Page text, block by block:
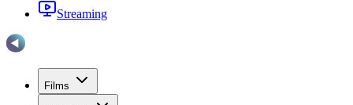
Streaming
Films